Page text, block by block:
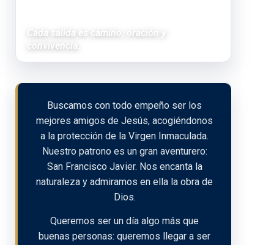
Cada salida es camino, oración y
convivencia.
Buscamos con todo empeño ser los
mejores amigos de Jesús, acogiéndonos
a la protección de la Virgen Inmaculada.
Nuestro patrono es un gran aventurero:
San Francisco Javier. Nos encanta la
naturaleza y admiramos en ella la obra de
Dios.
Queremos ser un día algo más que
buenas personas: queremos llegar a ser